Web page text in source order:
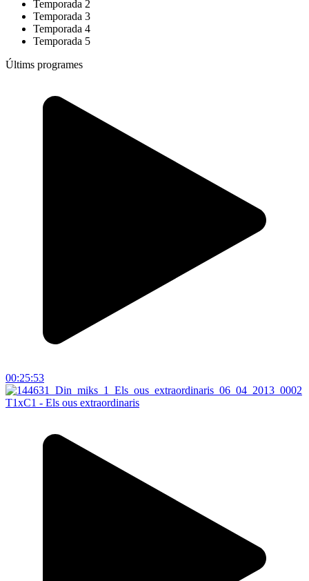
Temporada 2
Temporada 3
Temporada 4
Temporada 5
Últims programes
00:25:53
T1xC1 - Els ous extraordinaris